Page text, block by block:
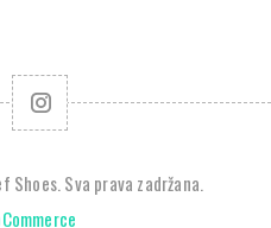
Sva prava zadržana.